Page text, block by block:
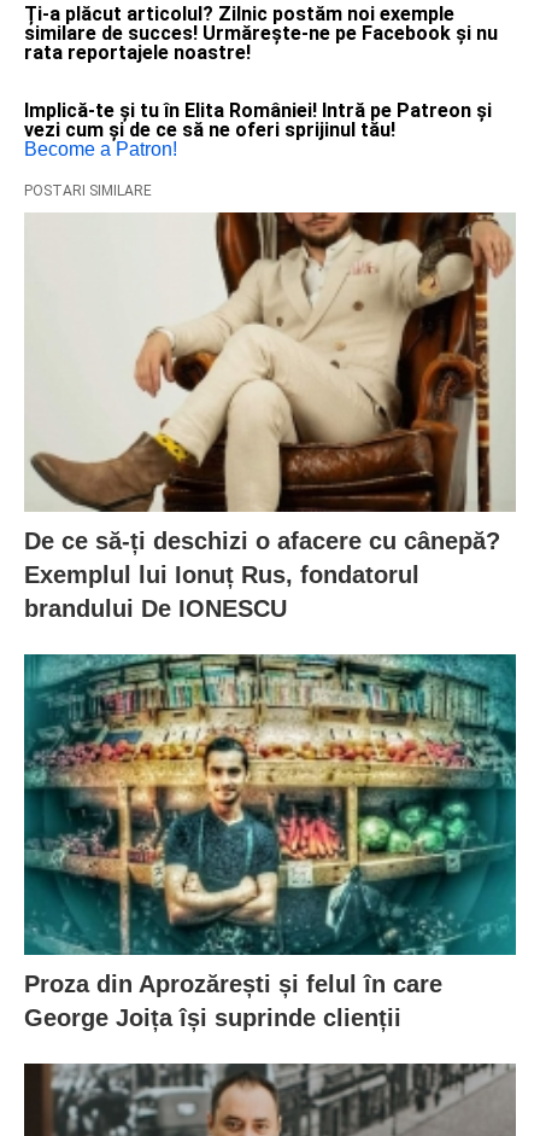
Ți-a plăcut articolul? Zilnic postăm noi exemple
similare de succes! Urmărește-ne pe Facebook și nu
rata reportajele noastre!
Implică-te și tu în Elita României! Intră pe Patreon și
vezi cum și de ce să ne oferi sprijinul tău!
Become a Patron!
POSTARI SIMILARE
De ce să-ți deschizi o afacere cu cânepă?
Exemplul lui Ionuț Rus, fondatorul
brandului De IONESCU
Proza din Aprozărești și felul în care
George Joița își suprinde clienții